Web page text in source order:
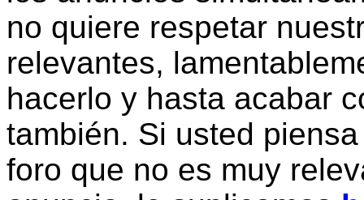
no quiere respetar
relevantes,
hacerlo y hasta acabar
también. Si usted
foro que no es muy